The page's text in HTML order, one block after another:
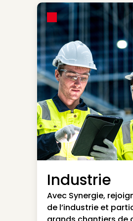
Industrie
Avec Synergie,
de l’industrie et